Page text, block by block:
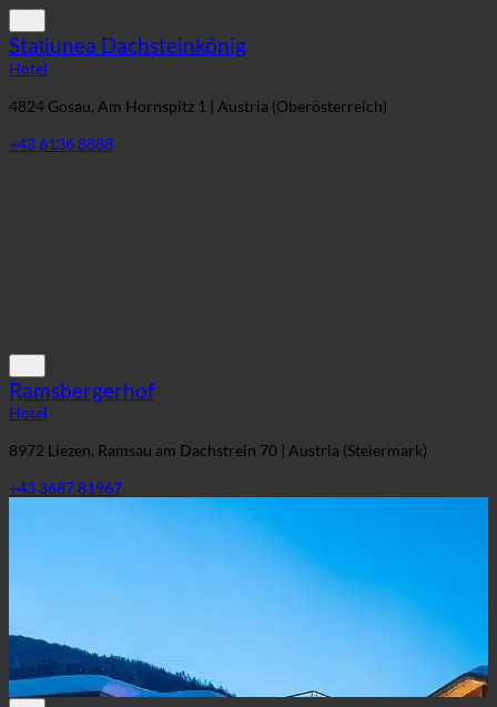
Stațiunea Dachsteinkönig
Hotel
4824 Gosau, Am Hornspitz 1 | Austria (Oberösterreich)
+43 6136 8888
Ramsbergerhof
Hotel
8972 Liezen, Ramsau am Dachstrein 70 | Austria (Steiermark)
+43 3687 81967